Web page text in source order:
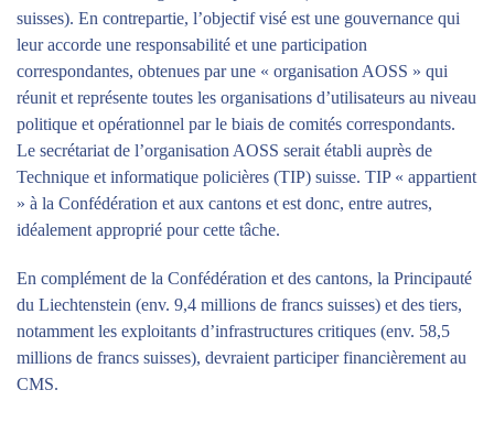
suisses). En contrepartie, l’objectif visé est une gouvernance qui
leur accorde une responsabilité et une participation
correspondantes, obtenues par une « organisation AOSS » qui
réunit et représente toutes les organisations d’utilisateurs au niveau
politique et opérationnel par le biais de comités correspondants.
Le secrétariat de l’organisation AOSS serait établi auprès de
Technique et informatique policières (TIP) suisse. TIP « appartient
» à la Confédération et aux cantons et est donc, entre autres,
idéalement approprié pour cette tâche.
En complément de la Confédération et des cantons, la Principauté
du Liechtenstein (env. 9,4 millions de francs suisses) et des tiers,
notamment les exploitants d’infrastructures critiques (env. 58,5
millions de francs suisses), devraient participer financièrement au
CMS.